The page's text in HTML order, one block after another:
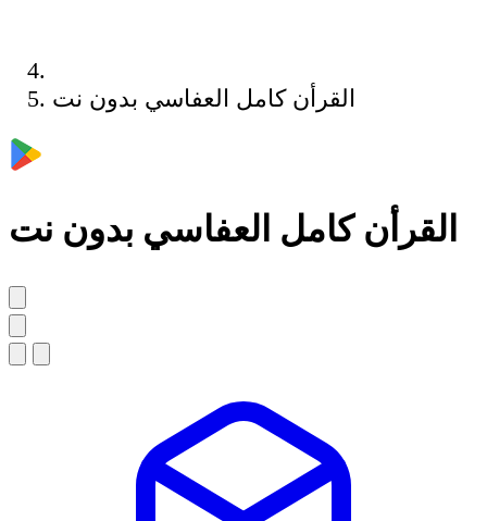
القرأن كامل العفاسي بدون نت
القرأن كامل العفاسي بدون نت